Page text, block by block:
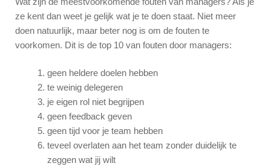
ze kent dan weet je gelijk wat je te doen staat. Niet meer
doen natuurlijk, maar beter nog is om de fouten te
voorkomen. Dit is de top 10 van fouten door managers:
geen heldere doelen hebben
te weinig delegeren
je eigen rol niet begrijpen
geen feedback geven
geen tijd voor je team hebben
teveel overlaten aan het team zonder duidelijk te
zeggen wat jij wilt